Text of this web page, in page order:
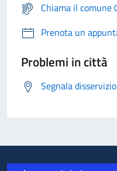
Chiama il comune
Prenota un
Problemi in città
Segnala disservizio